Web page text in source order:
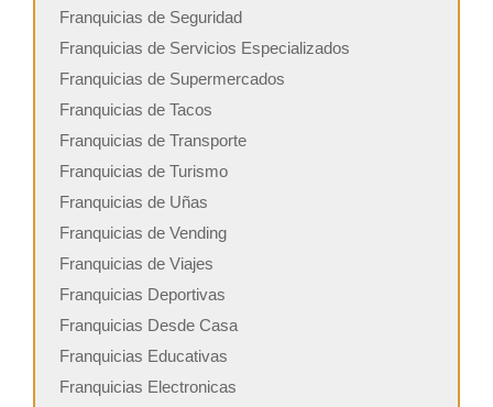
Franquicias de Seguridad
Franquicias de Servicios Especializados
Franquicias de Supermercados
Franquicias de Tacos
Franquicias de Transporte
Franquicias de Turismo
Franquicias de Uñas
Franquicias de Vending
Franquicias de Viajes
Franquicias Deportivas
Franquicias Desde Casa
Franquicias Educativas
Franquicias Electronicas